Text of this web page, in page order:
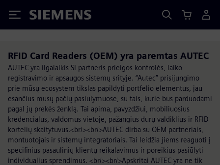
Siemens
RFID Card Readers (OEM) yra paremtas AUTEC
AUTEC yra ilgalaikis SI partneris prieigos kontrolės, laiko
registravimo ir apsaugos sistemų srityje. “Autec” prisijungimo
prie mūsų ecosystem tikslas papildyti portfelio elementus, jau
esančius mūsų pačių pasiūlymuose, su tais, kurie bus parduodami
pagal jų prekės ženklą. Tai apima, pavyzdžiui, mobiliuosius
kredencialus, valdomus vietoje, pažangius durų valdiklius ir RFID
kortelių skaitytuvus.<br/><br/>AUTEC dirba su OEM partneriais,
montuotojais ir sistemų integratoriais. Tai leidžia jiems reaguoti į
specifinius pasaulinių klientų reikalavimus ir poreikius pasiūlyti
individualius sprendimus. <br/><br/>Apskritai AUTEC yra ne tik